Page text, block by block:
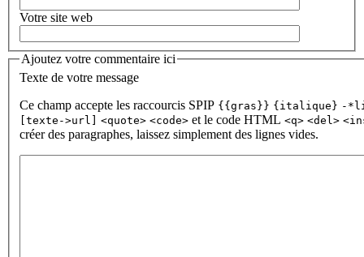
Votre site web
Ajoutez votre commentaire ici
Texte de votre message
Ce champ accepte les raccourcis SPIP {{gras}} {italique} -
[texte->url]
<quote> <code> et le code HTML <q> <del>
créer des paragraphes, laissez simplement des lignes vides.